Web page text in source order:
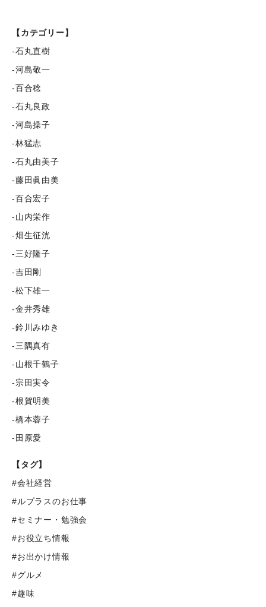
【カテゴリー】
-石丸直樹
-河島敬一
-百合稔
-石丸良政
-河島操子
-林猛志
-石丸由美子
-藤田眞由美
-百合宏子
-山内栄作
-畑生征洸
-三好隆子
-吉田剛
-松下雄一
-金井秀雄
-鈴川みゆき
-三隅真有
-山根千鶴子
-宗田実令
-根賀明美
-橋本蓉子
-田原愛
【タグ】
#会社経営
#ルプラスのお仕事
#セミナー・勉強会
#お役立ち情報
#お出かけ情報
#グルメ
#趣味